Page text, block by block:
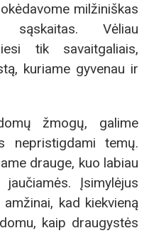
milžiniškas
sąskaitas. Vėliau
tik savaitgaliais,
kuriame gyvenau ir
žmogų, galime
nepristigdami temų.
drauge, kuo labiau
Įsimylėjus
kad kiekvieną
kaip draugystės